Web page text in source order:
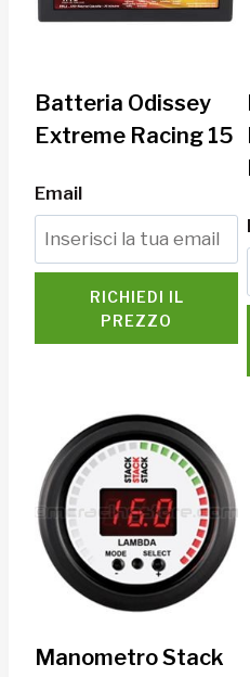
Batteria Odissey
Extreme Racing 15
Email
RICHIEDI IL
PREZZO
Manometro Stack